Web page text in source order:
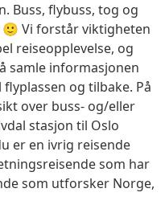
Buss, flybuss, tog og
Vi forstår viktigheten
reiseopplevelse, og
samle informasjonen
og tilbake. På
over buss- og/eller
stasjon til Oslo
er en ivrig reisende
som har
som utforsker Norge,